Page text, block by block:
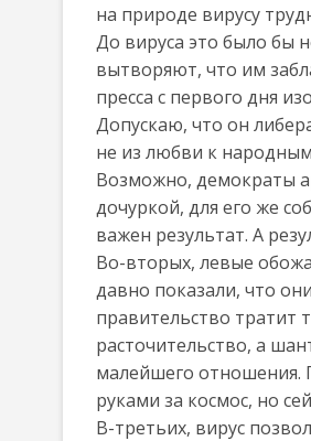
на природе вирусу
До вируса это было бы
вытворяют, что им
пресса с первого дня
Допускаю, что он
не из любви к
Возможно, демократы
дочуркой, для его же
важен результат. А
Во-вторых, левые
давно показали, что
правительство тратит
расточительство, а
малейшего отношения.
руками за космос, но
В-третьих, вирус